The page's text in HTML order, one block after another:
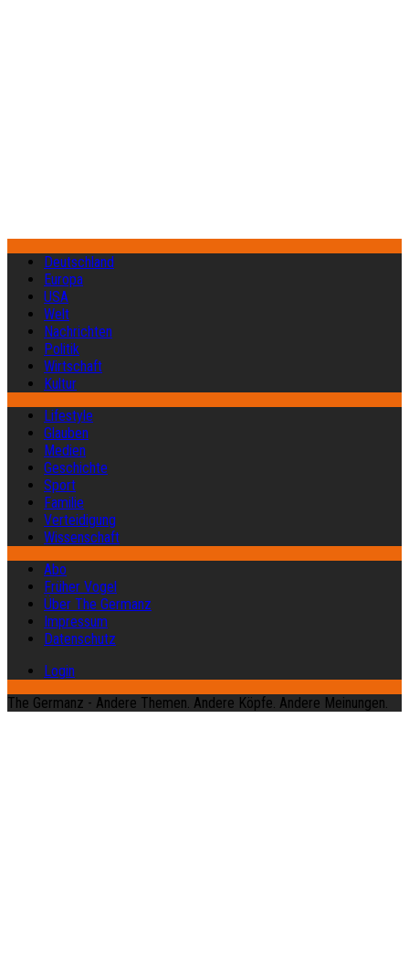
Deutschland
Europa
USA
Welt
Nachrichten
Politik
Wirtschaft
Kultur
Lifestyle
Glauben
Medien
Geschichte
Sport
Familie
Verteidigung
Wissenschaft
Abo
Früher Vogel
Über The Germanz
Impressum
Datenschutz
Login
The Germanz - Andere Themen. Andere Köpfe. Andere Meinungen.